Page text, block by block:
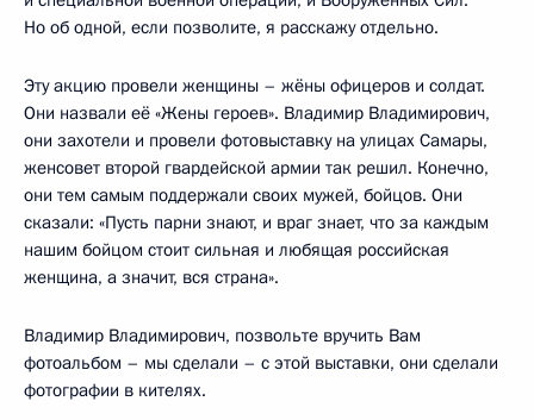
Но об одной, если позволите, я расскажу отдельно.
Эту акцию провели женщины – жёны офицеров и солдат.
Они назвали её «Жены героев». Владимир Владимирович,
они захотели и провели фотовыставку на улицах Самары,
женсовет второй гвардейской армии так решил. Конечно,
они тем самым поддержали своих мужей, бойцов. Они
сказали: «Пусть парни знают, и враг знает, что за каждым
нашим бойцом стоит сильная и любящая российская
женщина, а значит, вся страна».
Владимир Владимирович, позвольте вручить Вам
фотоальбом – мы сделали – с этой выставки, они сделали
фотографии в кителях.